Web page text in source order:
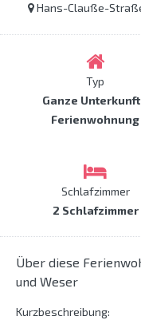
Hans-Clauße-
Typ
Ganze
Ferienwohnung
Schlafzimmer
2 Schlafzimmer
Über diese
und Weser
Kurzbeschreibung: